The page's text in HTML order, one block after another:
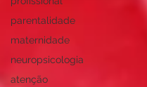
parentalidade
maternidade
neuropsicologia
atenção